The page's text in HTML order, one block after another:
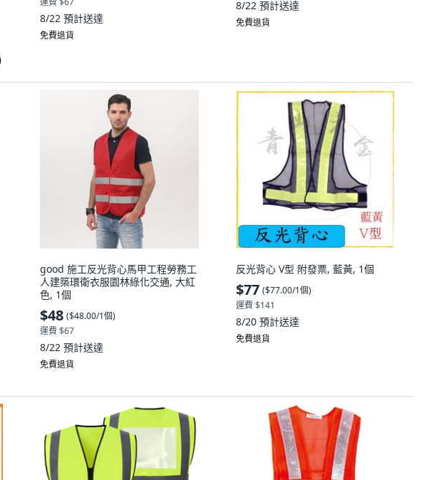
8/22 預計送達
免費退貨
8/22 預計送達
免費退貨
good 施工反光背心馬甲工程勞務工
人建築環衛衣服園林綠化交通, 大紅
色, 1個
$48 ($48.00/1個)
運費 $67
8/22 預計送達
免費退貨
反光背心 V型 附發票, 藍黃, 1個
$77 ($77.00/1個)
運費 $141
8/20 預計送達
免費退貨